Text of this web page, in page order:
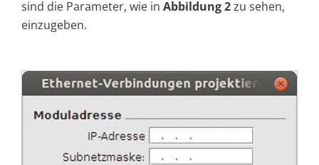
sind die Parameter, wie in Abbildung 2zu sehen,
einzugeben.